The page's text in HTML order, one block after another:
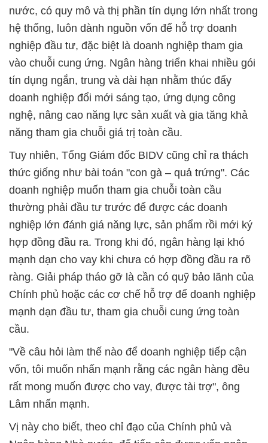
nước, có quy mô và thị phần tín dụng lớn nhất trong
hệ thống, luôn dành nguồn vốn để hỗ trợ doanh
nghiệp đầu tư, đặc biệt là doanh nghiệp tham gia
vào chuỗi cung ứng. Ngân hàng triển khai nhiều gói
tín dụng ngắn, trung và dài hạn nhằm thúc đẩy
doanh nghiệp đổi mới sáng tạo, ứng dụng công
nghệ, nâng cao năng lực sản xuất và gia tăng khả
năng tham gia chuỗi giá trị toàn cầu.
Tuy nhiên, Tổng Giám đốc BIDV cũng chỉ ra thách
thức giống như bài toán "con gà – quả trứng". Các
doanh nghiệp muốn tham gia chuỗi toàn cầu
thường phải đầu tư trước để được các doanh
nghiệp lớn đánh giá năng lực, sản phẩm rồi mới ký
hợp đồng đầu ra. Trong khi đó, ngân hàng lại khó
mạnh dạn cho vay khi chưa có hợp đồng đầu ra rõ
ràng. Giải pháp tháo gỡ là cần có quỹ bảo lãnh của
Chính phủ hoặc các cơ chế hỗ trợ để doanh nghiệp
mạnh dạn đầu tư, tham gia chuỗi cung ứng toàn
cầu.
"Về câu hỏi làm thế nào để doanh nghiệp tiếp cận
vốn, tôi muốn nhấn mạnh rằng các ngân hàng đều
rất mong muốn được cho vay, được tài trợ", ông
Lâm nhấn mạnh.
Vị này cho biết, theo chỉ đạo của Chính phủ và